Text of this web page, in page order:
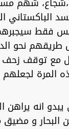
الباكستاني
فقط
نحو
مع توقف زحف
المرة
انه يراهن
البحار و